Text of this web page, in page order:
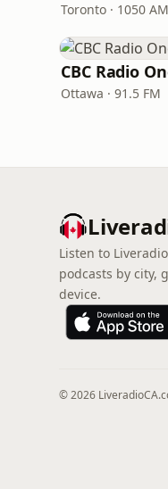
Toronto · 1050 AM
Ottawa · 91.5 FM
Listen to
podcasts by city,
device.
© 2026